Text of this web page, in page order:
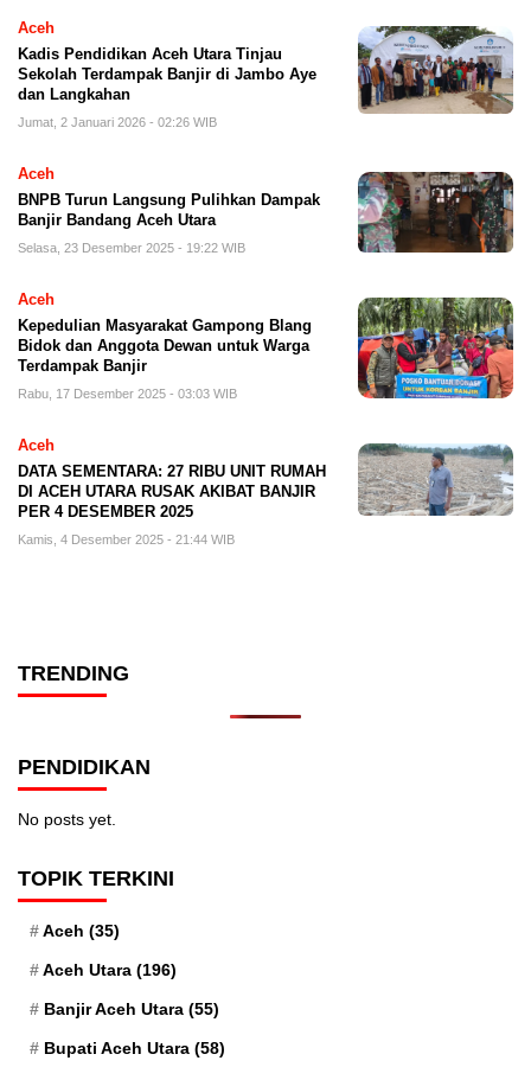
Aceh
Kadis Pendidikan Aceh Utara Tinjau
Sekolah Terdampak Banjir di Jambo Aye
dan Langkahan
Jumat, 2 Januari 2026 - 02:26 WIB
Aceh
BNPB Turun Langsung Pulihkan Dampak
Banjir Bandang Aceh Utara
Selasa, 23 Desember 2025 - 19:22 WIB
Aceh
Kepedulian Masyarakat Gampong Blang
Bidok dan Anggota Dewan untuk Warga
Terdampak Banjir
Rabu, 17 Desember 2025 - 03:03 WIB
Aceh
DATA SEMENTARA: 27 RIBU UNIT RUMAH
DI ACEH UTARA RUSAK AKIBAT BANJIR
PER 4 DESEMBER 2025
Kamis, 4 Desember 2025 - 21:44 WIB
TRENDING
PENDIDIKAN
No posts yet.
TOPIK TERKINI
Aceh (35)
Aceh Utara (196)
Banjir Aceh Utara (55)
Bupati Aceh Utara (58)